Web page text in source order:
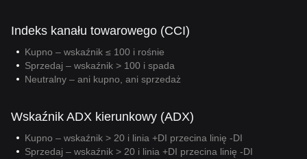
Indeks kanału towarowego (CCI)
Kupno – wskaźnik ≤ 100 i rośnie
Sprzedaj – wskaźnik > 100 i spada
Neutralny – ani kupno, ani sprzedaż
Wskaźnik ADX kierunkowy (ADX)
Kupno – wskaźnik > 20 i linia +DI przecina linię -DI
Sprzedaj – wskaźnik > 20 i linia +DI przecina linię -DI